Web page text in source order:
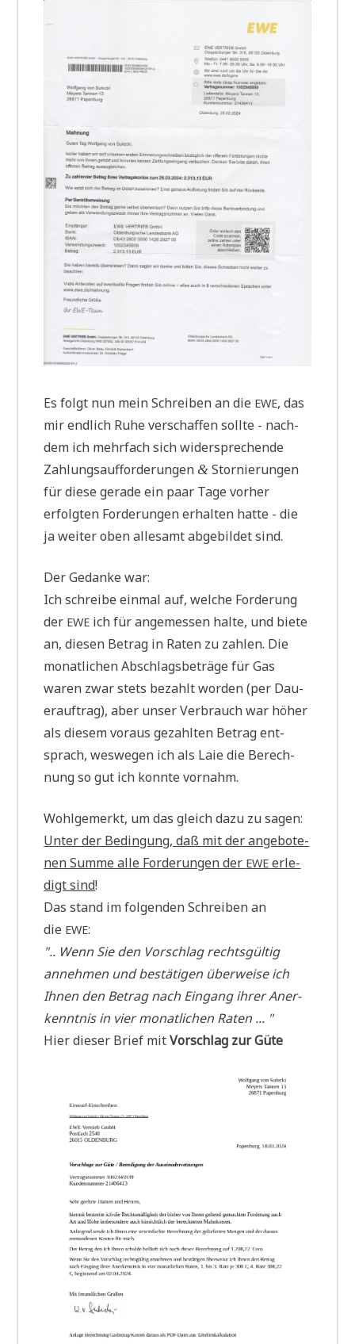
Es folgt nun mein Schrei­ben an die EWE, das
mir end­lich Ruhe ver­schaf­fen soll­te - nach­
dem ich mehr­fach sich wider­spre­chen­de
Zah­lungs­auf­for­de­run­gen& Stor­nie­run­gen
für die­se gera­de ein paar Tage vor­her
erfolg­ten For­de­run­gen erhal­ten hat­te - die
ja wei­ter oben alle­samt abge­bil­det sind.
Der Gedan­ke war:
Ich schrei­be ein­mal auf, wel­che For­de­rung
der EWE ich für ange­mes­sen hal­te, und bie­te
an, die­sen Betrag in Raten zu zah­len. Die
monat­li­chen Abschlags­be­trä­ge für Gas
waren zwar stets bezahlt wor­den (per Dau­
er­auf­trag), aber unser Ver­brauch war höher
als die­sem vor­aus gezahl­ten Betrag ent­
sprach, wes­we­gen ich als Laie die Berech­
nung so gut ich konn­te vornahm.
Wohl­ge­merkt, um das gleich dazu zu sagen:
Unter der Bedin­gung, daß mit der ange­bo­te­
nen Sum­me alle For­de­run­gen der EWE erle­
digt sind!
Das stand im fol­gen­den Schrei­ben an
die EWE:
".. Wenn Sie den Vor­schlag rechts­gül­tig
anneh­men und bestä­ti­gen über­wei­se ich
Ihnen den Betrag nach Ein­gang ihrer Aner­
kennt­nis in vier monat­li­chen Raten ... "
Hier die­ser Brief mitVor­schlag zur Güte